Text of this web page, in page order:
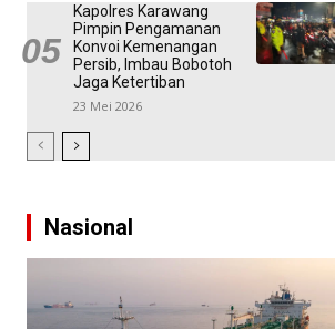
Kapolres Karawang
Pimpin Pengamanan
Konvoi Kemenangan
Persib, Imbau Bobotoh
Jaga Ketertiban
23 Mei 2026
Nasional